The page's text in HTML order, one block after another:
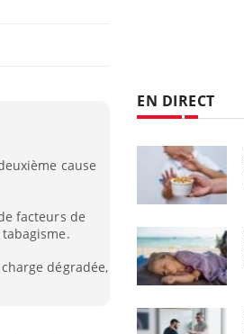
cause
facteurs de
dégradée,
EN DIRECT
elle reste dans
par un
une petite fille
grâce à un
essentiel